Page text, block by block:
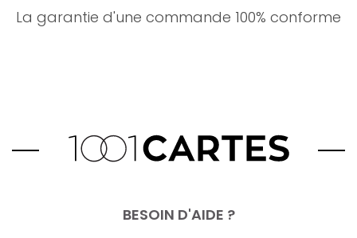
La garantie d'une commande 100% conforme
BESOIN D'AIDE ?